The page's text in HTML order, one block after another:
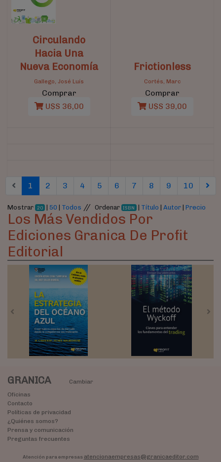
Circulando
Hacia Una
Nueva Economía
Gallego, José Luís
Comprar
U$S 36,00
Frictionless
Cortés, Marc
Comprar
U$S 39,00
1 (current)
2(current)
3(current)
4(current)
5(current)
6(current)
7(current)
8(current)
9(current)
10
Mostrar 20 | 50 | Todos // Ordenar ISBN | Título |Autor |Precio
Los Más Vendidos Por
Ediciones Granica De Profit
Editorial
Previous
GRANICA
Cambiar
Oficinas
Contacto
Políticas de privacidad
¿Quiénes somos?
Prensa y comunicación
Preguntas frecuentes
Atención para empresas atencionaempresas@granicaeditor.com